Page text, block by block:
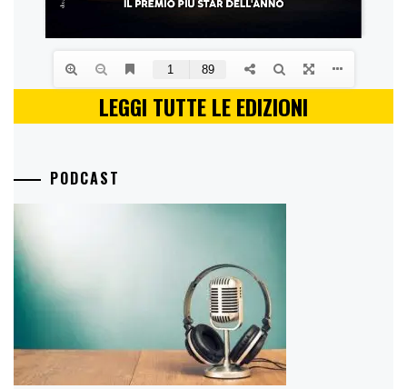
LEGGI TUTTE LE EDIZIONI
PODCAST